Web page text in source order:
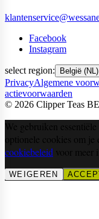
Facebook
Instagram
select region: België (NL)
PrivacyAlgemene
actievoorwaarden
© 2026 Clipper Teas BE
We gebruiken
optionele cookies om je
cookiebeleid voor meer
WEIGEREN